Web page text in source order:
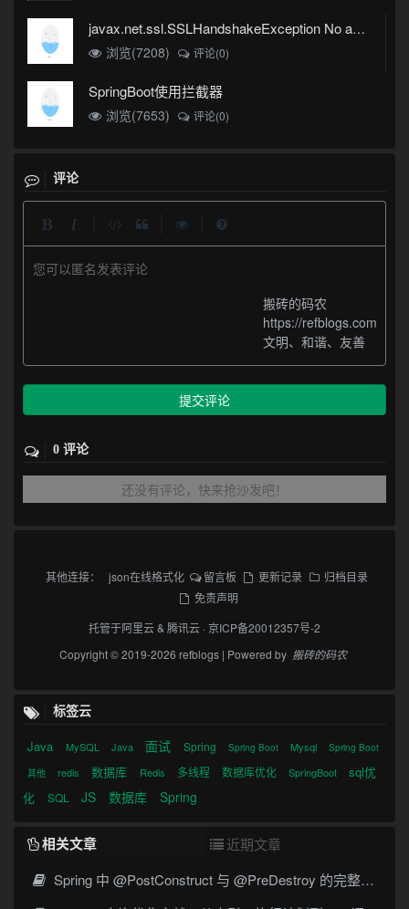
javax.net.ssl.SSLHandshakeException No appropriate protocol (protocol is disabled or cipher suites are inappropriate)错误
浏览(7208)
评论(0)
SpringBoot使用拦截器
浏览(7653) 评论(0)
评论
您可以匿名发表评论
搬砖的码农
https://refblogs.com
文明、和谐、友善
提交评论
0 评论
还没有评论，快来抢沙发吧！
其他连接： json在线格式化 留言板 更新记录
归档目录
免责声明
托管于阿里云& 腾讯云 ·京ICP备20012357号-2
Copyright © 2019-2026 refblogs | Powered by 搬砖的码农
标签云
Java MySQL Java 面试 Spring Spring Boot Mysql
Spring Boot
其他
redis 数据库 Redis 多线程 数据库优化 SpringBoot
sql优
化
SQL JS 数据库 Spring
相关文章
近期文章
Spring 中 @PostConstruct 与 @PreDestroy 的完整与实战